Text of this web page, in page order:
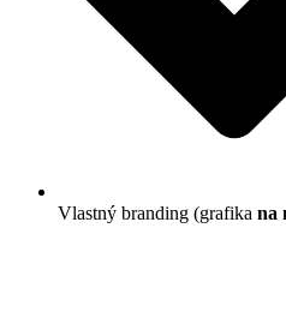
Vlastný branding (grafika na